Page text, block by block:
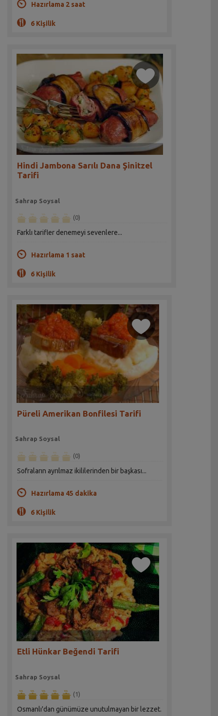
Hazırlama 2 saat
6 Kişilik
Hindi Jambona Sarılı Dana Şinitzel
Tarifi
Sahrap Soysal
(0)
Farklı tarifler denemeyi sevenlere...
Hazırlama 1 saat
6 Kişilik
Püreli Amerikan Bonfilesi Tarifi
Sahrap Soysal
(0)
Sofraların ayrılmaz ikililerinden bir başkası...
Hazırlama 45 dakika
6 Kişilik
Etli Hünkar Beğendi Tarifi
Sahrap Soysal
(1)
Osmanlı'dan günümüze unutulmayan bir lezzet.